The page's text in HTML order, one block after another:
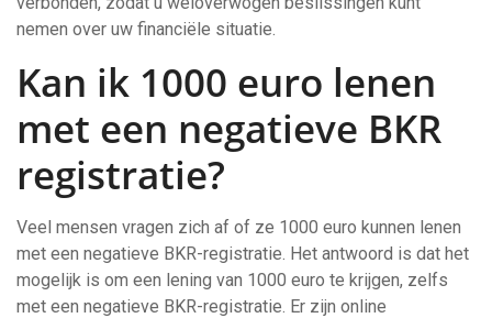
nemen over uw financiële situatie.
Kan ik 1000 euro lenen
met een negatieve BKR
registratie?
Veel mensen vragen zich af of ze 1000 euro kunnen lenen
met een negatieve BKR-registratie. Het antwoord is dat het
mogelijk is om een lening van 1000 euro te krijgen, zelfs
met een negatieve BKR-registratie. Er zijn online